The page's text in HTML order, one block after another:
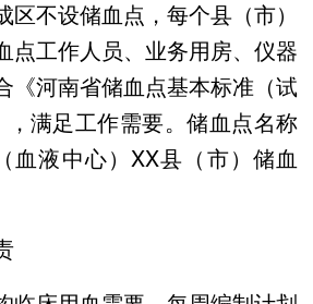
区不设储血点，每个县（市）
点工作人员、业务用房、仪器
《河南省储血点基本标准（试
满足工作需要。储血点名称
血液中心）XX县（市）储血